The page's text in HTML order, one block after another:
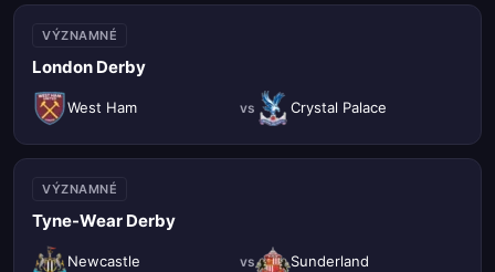
VÝZNAMNÉ
London Derby
West Ham vs Crystal Palace
VÝZNAMNÉ
Tyne-Wear Derby
Newcastle vs Sunderland